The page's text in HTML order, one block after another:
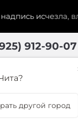
исчезла,
другой город
912-90-07